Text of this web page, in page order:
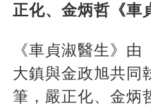
正化、金炳哲《車
《車貞淑醫生》
大鎮與金政旭共同
筆，嚴正化、金炳